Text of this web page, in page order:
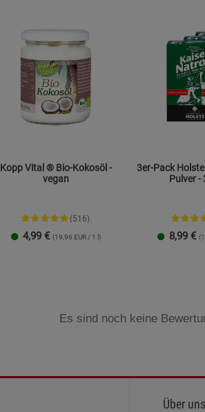
Kopp Vital ® Bio-Kokosöl -
vegan
(516)
4,99 € (19,96 EUR / 1 l)
3er-Pack
Pulver -
8,99 €
Es sind noch keine
Über uns